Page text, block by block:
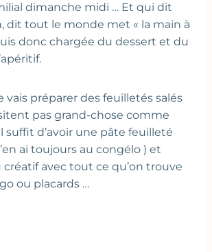
dimanche midi … Et qui dit
dit tout le monde met « la main à
donc chargée du dessert et du
vais préparer des feuilletés salés
pas grand-chose comme
suffit d’avoir une pâte feuilleté
ai toujours au congélo ) et
créatif avec tout ce qu’on trouve
ou placards …